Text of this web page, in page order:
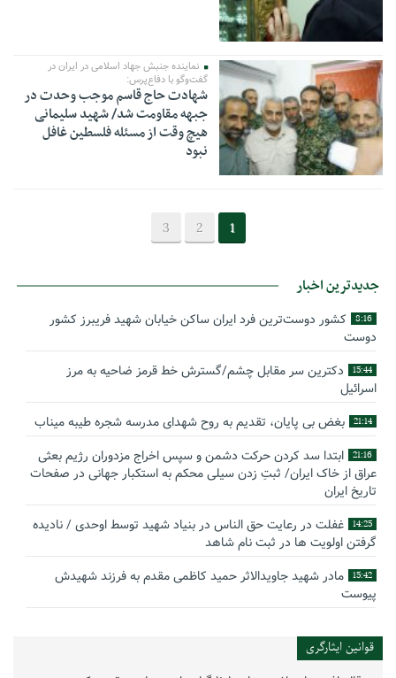
نماینده جنبش جهاد اسلامی در ایران در
گفت‌وگو با دفاع‌پرس:
شهادت حاج قاسم موجب وحدت در
جبهه مقاومت شد/ شهید سلیمانی
هیچ وقت از مسئله فلسطین غافل
نبود
1
2
3
جدیدترین اخبار
8:16
کشور دوست‌ترین فرد ایران ساکن خیابان شهید فریبرز کشور
دوست
15:44
دکترین سر مقابل چشم/گسترش خط قرمز ضاحیه به مرز
اسرائیل
21:14 بغض بی پایان، تقدیم به روح شهدای مدرسه شجره طیبه میناب
21:16 ابتدا سد کردن حرکت دشمن و سپس اخراج مزدوران رژیم بعثی
عراق از خاک ایران/ ثبتِ زدن سیلی محکم به استکبار جهانی در صفحات
تاریخ ایران
14:25 غفلت در رعایت حق الناس در بنیاد شهید توسط اوحدی / نادیده
گرفتن اولویت ها در ثبت نام شاهد
15:42 مادر شهید جاویدالاثر حمید کاظمی مقدم به فرزند شهیدش
پیوست
16:17 بیانیه سپاه پاسداران انقلاب اسلامی به مناسبت چهل‌ودومین
قوانین ایثارگری